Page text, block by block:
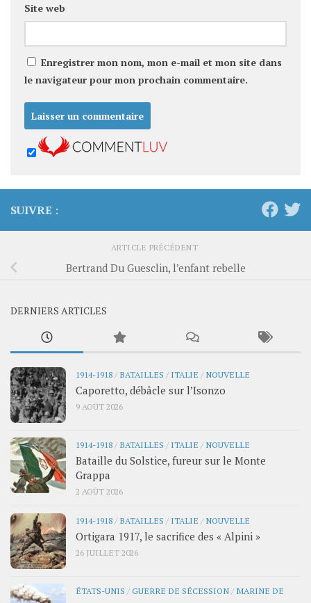
Site web
Enregistrer mon nom, mon e-mail et mon site dans
le navigateur pour mon prochain commentaire.
SUIVRE :
ARTICLE PRÉCÉDENT
Bertrand Du Guesclin, l’enfant rebelle
DERNIERS ARTICLES
1914-1918 / BATAILLES / ITALIE / NOUVELLE
Caporetto, débâcle sur l’Isonzo
9 AOÛT 2026
1914-1918 / BATAILLES / ITALIE / NOUVELLE
Bataille du Solstice, fureur sur le Monte
Grappa
2 AOÛT 2026
1914-1918 / BATAILLES / ITALIE / NOUVELLE
Ortigara 1917, le sacrifice des « Alpini »
26 JUILLET 2026
ÉTATS-UNIS /GUERRE DE SÉCESSION / MARINE DE